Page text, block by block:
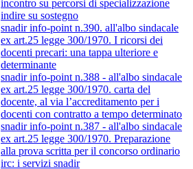
incontro su percorsi di specializzazione
indire su sostegno
snadir info-point n.390. all'albo sindacale
ex art.25 legge 300/1970. I ricorsi dei
docenti precari: una tappa ulteriore e
determinante
snadir info-point n.388 - all'albo sindacale
ex art.25 legge 300/1970. carta del
docente, al via l’accreditamento per i
docenti con contratto a tempo determinato
snadir info-point n.387 - all'albo sindacale
ex art.25 legge 300/1970. Preparazione
alla prova scritta per il concorso ordinario
irc: i servizi snadir